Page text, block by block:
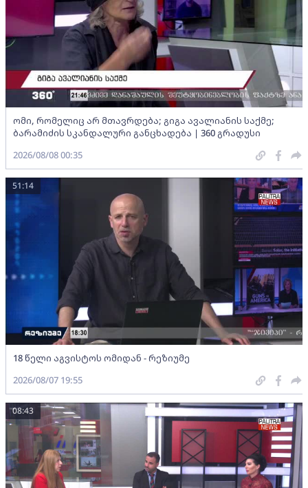
ომი, რომელიც არ მთავრდება; გიგა ავალიანის საქმე;
ბარამიძის სკანდალური განცხადება | 360 გრადუსი
2026/08/08 00:35
18 წელი აგვისტოს ომიდან - რეზიუმე
51:14
2026/08/07 19:55
08:43